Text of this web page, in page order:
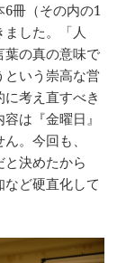
冊（その内の1
した。「人
葉の真の意味で
という崇高な営
考え直すべき
は『金曜日』
。今回も、
と決めたから
など硬直化して